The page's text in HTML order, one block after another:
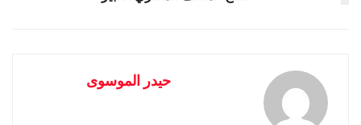
حيدر الموسوى